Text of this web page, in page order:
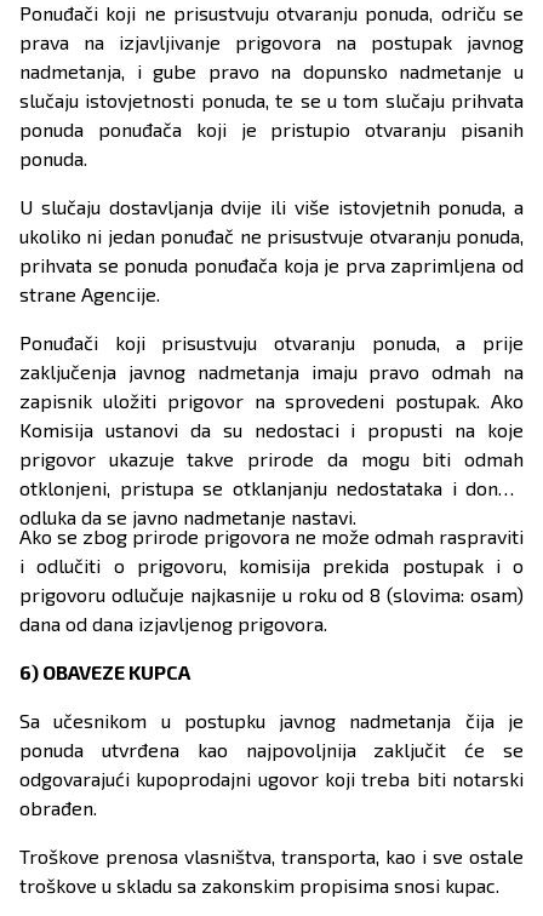
Ponuđači koji ne prisustvuju otvaranju ponuda, odriču se
prava na izjavljivanje prigovora na postupak javnog
nadmetanja, i gube pravo na dopunsko nadmetanje u
slučaju istovjetnosti ponuda, te se u tom slučaju prihvata
ponuda ponuđača koji je pristupio otvaranju pisanih
ponuda.
U slučaju dostavljanja dvije ili više istovjetnih ponuda, a
ukoliko ni jedan ponuđač ne prisustvuje otvaranju ponuda,
prihvata se ponuda ponuđača koja je prva zaprimljena od
strane Agencije.
Ponuđači koji prisustvuju otvaranju ponuda, a prije
zaključenja javnog nadmetanja imaju pravo odmah na
zapisnik uložiti prigovor na sprovedeni postupak. Ako
Komisija ustanovi da su nedostaci i propusti na koje
prigovor ukazuje takve prirode da mogu biti odmah
otklonjeni, pristupa se otklanjanju nedostataka i donosi
odluka da se javno nadmetanje nastavi.
Ako se zbog prirode prigovora ne može odmah raspraviti
i odlučiti o prigovoru, komisija prekida postupak i o
prigovoru odlučuje najkasnije u roku od 8 (slovima: osam)
dana od dana izjavljenog prigovora.
6) OBAVEZE KUPCA
Sa učesnikom u postupku javnog nadmetanja čija je
ponuda utvrđena kao najpovoljnija zaključit će se
odgovarajući kupoprodajni ugovor koji treba biti notarski
obrađen.
Troškove prenosa vlasništva, transporta, kao i sve ostale
troškove u skladu sa zakonskim propisima snosi kupac.